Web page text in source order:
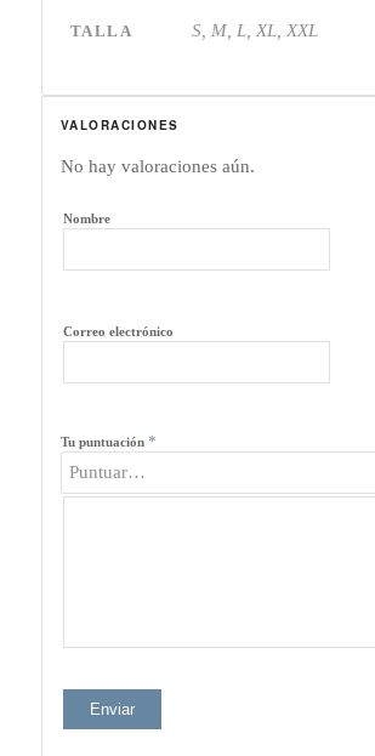
TALLA S, M, L, XL, XXL
VALORACIONES
No hay valoraciones aún.
Nombre
Correo electrónico
Tu puntuación *